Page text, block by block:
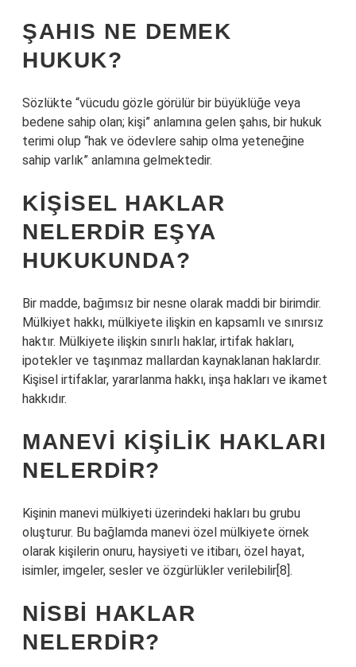
ŞAHIS NE DEMEK
HUKUK?
Sözlükte “vücudu gözle görülür bir büyüklüğe veya
bedene sahip olan; kişi” anlamına gelen şahıs, bir hukuk
terimi olup “hak ve ödevlere sahip olma yeteneğine
sahip varlık” anlamına gelmektedir.
KIŞISEL HAKLAR
NELERDIR EŞYA
HUKUKUNDA?
Bir madde, bağımsız bir nesne olarak maddi bir birimdir.
Mülkiyet hakkı, mülkiyete ilişkin en kapsamlı ve sınırsız
haktır. Mülkiyete ilişkin sınırlı haklar, irtifak hakları,
ipotekler ve taşınmaz mallardan kaynaklanan haklardır.
Kişisel irtifaklar, yararlanma hakkı, inşa hakları ve ikamet
hakkıdır.
MANEVI KIŞILIK HAKLARI
NELERDIR?
Kişinin manevi mülkiyeti üzerindeki hakları bu grubu
oluşturur. Bu bağlamda manevi özel mülkiyete örnek
olarak kişilerin onuru, haysiyeti ve itibarı, özel hayat,
isimler, imgeler, sesler ve özgürlükler verilebilir[8].
NISBI HAKLAR
NELERDIR?